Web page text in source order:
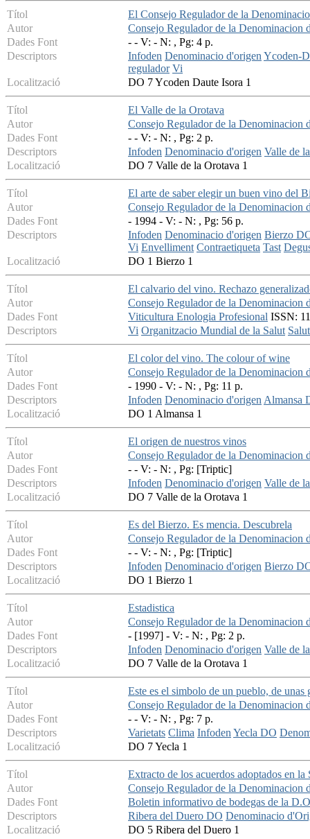
Títol
El Consejo Regulador de la
Autor
Consejo Regulador de la Denominacion
Dades Font
- - V: - N: , Pg: 4 p.
Descriptors
Infoden Denominacio d'origenYcoden-
regulador Vi
Localització
DO 7 Ycoden Daute Isora 1
Títol
El Valle de la Orotava
Autor
Consejo Regulador de la Denominacion
Dades Font
- - V: - N: , Pg: 2 p.
Descriptors
Infoden Denominacio d'origen Valle de
Localització
DO 7 Valle de la Orotava 1
Títol
El arte de saber elegir un buen vino del
Autor
Consejo Regulador de la Denominacion
Dades Font
- 1994 - V: - N: , Pg: 56 p.
Descriptors
Infoden Denominacio d'origen Bierzo
Vi Envelliment Contraetiqueta Tast
Localització
DO 1 Bierzo 1
Títol
El calvario del vino. Rechazo
Autor
Consejo Regulador de la Denominacion
Dades Font
Viticultura Enologia Profesional ISSN:
Descriptors
Vi Organitzacio Mundial de la Salut Salut
Títol
El color del vino. The colour of wine
Autor
Consejo Regulador de la Denominacion
Dades Font
- 1990 - V: - N: , Pg: 11 p.
Descriptors
Infoden Denominacio d'origenAlmansa
Localització
DO 1 Almansa 1
Títol
El origen de nuestros vinos
Autor
Consejo Regulador de la Denominacion
Dades Font
- - V: - N: , Pg: [Triptic]
Descriptors
Infoden Denominacio d'origen Valle de
Localització
DO 7 Valle de la Orotava 1
Títol
Es del Bierzo. Es mencia. Descubrela
Autor
Consejo Regulador de la Denominacion
Dades Font
- - V: - N: , Pg: [Triptic]
Descriptors
Infoden Denominacio d'origen Bierzo
Localització
DO 1 Bierzo 1
Títol
Estadistica
Autor
Consejo Regulador de la Denominacion
Dades Font
- [1997] - V: - N: , Pg: 2 p.
Descriptors
Infoden Denominacio d'origen Valle de
Localització
DO 7 Valle de la Orotava 1
Títol
Este es el simbolo de un pueblo, de unas
Autor
Consejo Regulador de la Denominacion
Dades Font
- - V: - N: , Pg: 7 p.
Descriptors
Varietats Clima InfodenYecla DO
Localització
DO 7 Yecla 1
Títol
Extracto de los acuerdos adoptados en
Autor
Consejo Regulador de la Denominacion
Dades Font
Boletin informativo de bodegas de la
Descriptors
Ribera del Duero DO Denominacio
Localització
DO 5 Ribera del Duero 1